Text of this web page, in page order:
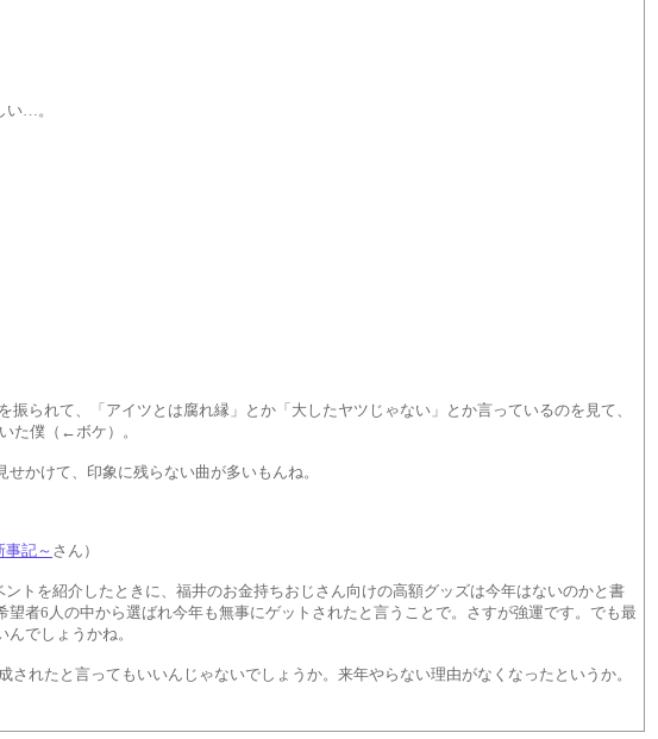
い…。
られて、「アイツとは腐れ縁」とか「大したヤツじゃない」とか言っているのを見て、
た僕（←ボケ）。
かけて、印象に残らない曲が多いもんね。
事記～ さん）
トを紹介したときに、福井のお金持ちおじさん向けの高額グッズは今年はないのかと書
者6人の中から選ばれ今年も無事にゲットされたと言うことで。さすが強運です。でも最
でしょうかね。
れたと言ってもいいんじゃないでしょうか。来年やらない理由がなくなったというか。